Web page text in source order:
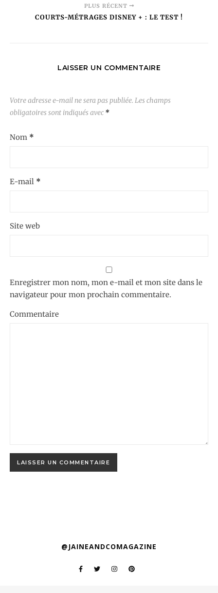
PLUS RÉCENT
COURTS-MÉTRAGES DISNEY + : LE TEST !
LAISSER UN COMMENTAIRE
Votre adresse e-mail ne sera pas publiée. Les champs
obligatoires sont indiqués avec *
Nom *
E-mail *
Site web
Enregistrer mon nom, mon e-mail et mon site dans le
navigateur pour mon prochain commentaire.
Commentaire
@JAINEANDCOMAGAZINE